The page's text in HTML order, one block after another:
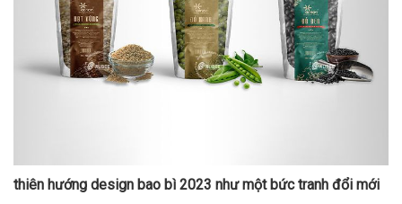
thiên hướng design bao bì 2023 như một bức tranh đổi mới